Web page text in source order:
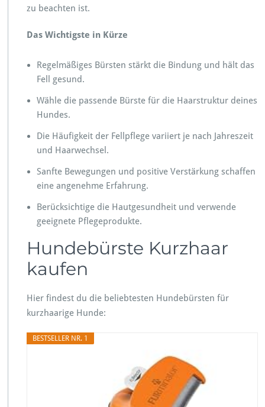
l
e
r
r
a
g
n
zu beachten ist.
Das Wichtigste in Kürze
Regelmäßiges Bürsten stärkt die Bindung und hält das
Fell gesund.
Wähle die passende Bürste für die Haarstruktur deines
Hundes.
Die Häufigkeit der Fellpflege variiert je nach Jahreszeit
und Haarwechsel.
Sanfte Bewegungen und positive Verstärkung schaffen
eine angenehme Erfahrung.
Berücksichtige die Hautgesundheit und verwende
geeignete Pflegeprodukte.
Hundebürste Kurzhaar
kaufen
Hier findest du die beliebtesten Hundebürsten für
kurzhaarige Hunde:
BESTSELLER NR. 1